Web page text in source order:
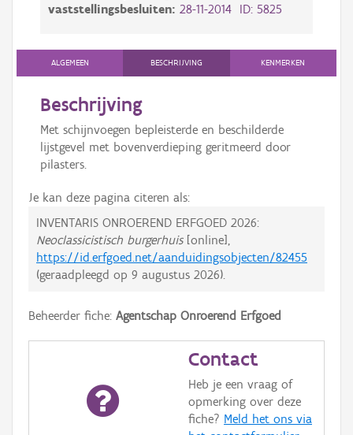
vaststellingsbesluiten: 28-11-2014 ID: 5825
ALGEMEEN BESCHRIJVING KENMERKEN
Beschrijving
Met schijnvoegen bepleisterde en beschilderde
lijstgevel met bovenverdieping geritmeerd door
pilasters.
Je kan deze pagina citeren als:
INVENTARIS ONROEREND ERFGOED 2026:
Neoclassicistisch burgerhuis[online],
https://id.erfgoed.net/aanduidingsobjecten/82455
(geraadpleegd op 9 augustus 2026).
Beheerder fiche: Agentschap Onroerend Erfgoed
Contact
Heb je een vraag of
opmerking over deze
fiche? Meld het ons via